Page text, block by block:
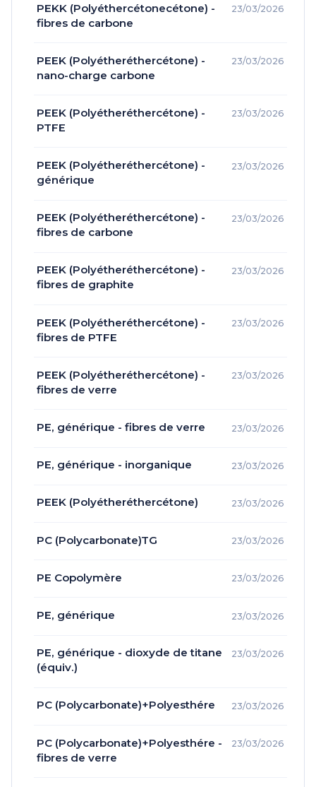
PEKK (Polyéthercétonecétone) -
fibres de carbone
23/03/2026
PEEK (Polyétheréthercétone) -
nano-charge carbone
23/03/2026
PEEK (Polyétheréthercétone) -
PTFE
23/03/2026
PEEK (Polyétheréthercétone) -
générique
23/03/2026
PEEK (Polyétheréthercétone) -
fibres de carbone
23/03/2026
PEEK (Polyétheréthercétone) -
fibres de graphite
23/03/2026
PEEK (Polyétheréthercétone) -
fibres de PTFE
23/03/2026
PEEK (Polyétheréthercétone) -
fibres de verre
23/03/2026
PE, générique - fibres de verre 23/03/2026
PE, générique - inorganique 23/03/2026
PEEK (Polyétheréthercétone) 23/03/2026
PC (Polycarbonate)TG 23/03/2026
PE Copolymère 23/03/2026
PE, générique 23/03/2026
PE, générique - dioxyde de titane
(équiv.)
23/03/2026
PC (Polycarbonate)+Polyesthére 23/03/2026
PC (Polycarbonate)+Polyesthére -
fibres de verre
23/03/2026